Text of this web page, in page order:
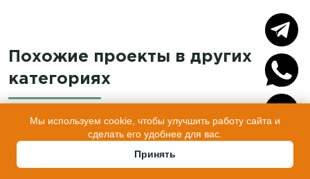
Похожие проекты в других
категориях
Бани с арочной крышей
Арочные бани каркасные
Мы используем cookie, чтобы улучшить работу сайта и
сделать его удобнее для вас.
Принять